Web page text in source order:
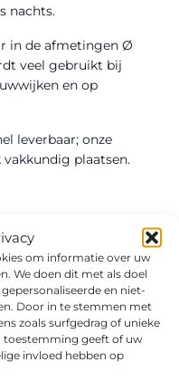
om informatie over uw
We doen dit met als doel
en niet-
Door in te stemmen met
zoals surfgedrag of unieke
toestemming geeft of uw
invloed hebben op
nachts.
in de afmetingen Ø
veel gebruikt bij
en op
leverbaar; onze
plaatsen.